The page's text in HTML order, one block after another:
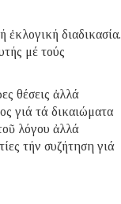
διαδικασία.
μέ τούς
θέσεις ἀλλά
γιά τά δικαιώματα
λόγου ἀλλά
τήν συζήτηση γιά